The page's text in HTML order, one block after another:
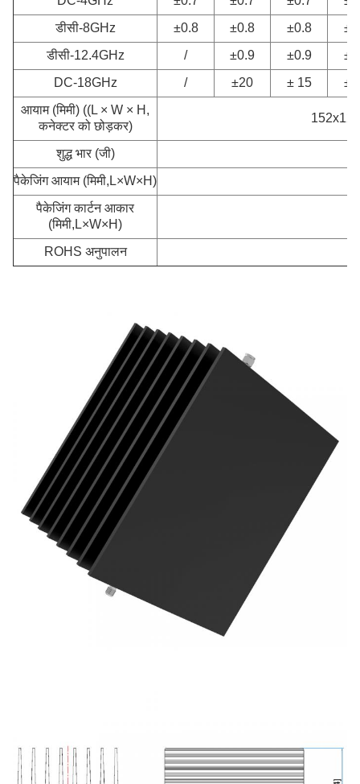
डीसी-8GHz
±0.8 ±0.8 ±0.8
डीसी-12.4GHz
/ ±0.9 ±0.9
±
DC-18GHz
/ ±20 ± 15
±
आयाम (मिमी) ((L × W × H,
कनेक्टर को छोड़कर)
शुद्ध भार (जी)
पैकेजिंग आयाम (मिमी,L×W×H)
पैकेजिंग कार्टन आकार
(मिमी,L×W×H)
ROHS अनुपालन